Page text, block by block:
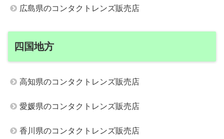
広島県のコンタクトレンズ販売店
四国地方
高知県のコンタクトレンズ販売店
愛媛県のコンタクトレンズ販売店
香川県のコンタクトレンズ販売店